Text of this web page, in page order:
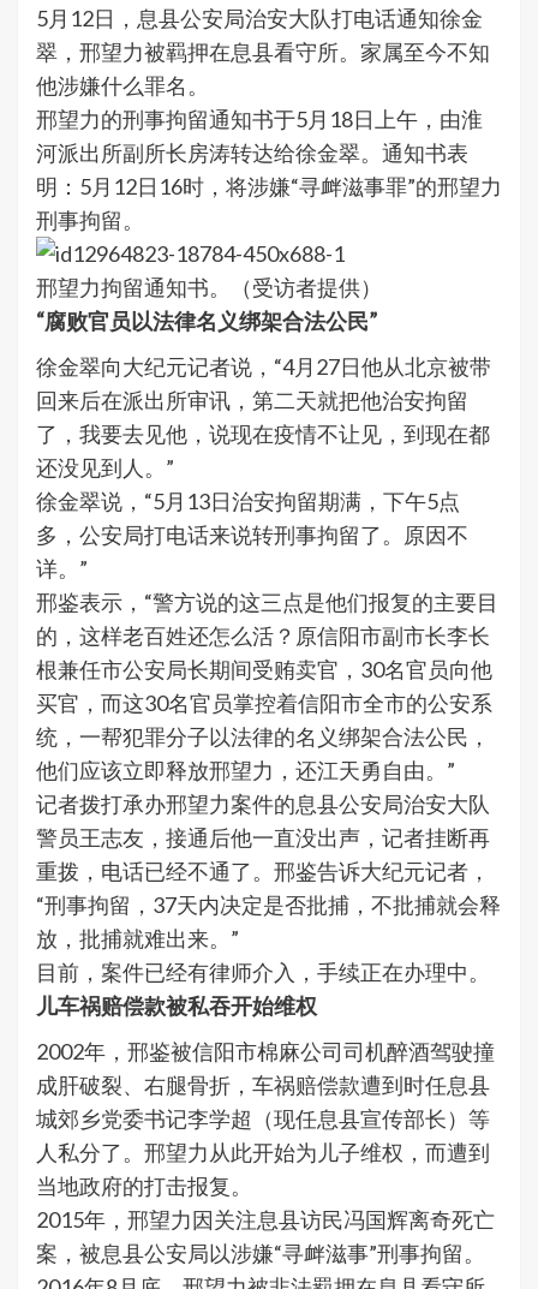
5月12日，息县公安局治安大队打电话通知徐金
翠，邢望力被羁押在息县看守所。家属至今不知
他涉嫌什么罪名。
邢望力的刑事拘留通知书于5月18日上午，由淮
河派出所副所长房涛转达给徐金翠。通知书表
明：5月12日16时，将涉嫌“寻衅滋事罪”的邢望力
刑事拘留。
邢望力拘留通知书。（受访者提供）
“腐败官员以法律名义绑架合法公民”
徐金翠向大纪元记者说，“4月27日他从北京被带
回来后在派出所审讯，第二天就把他治安拘留
了，我要去见他，说现在疫情不让见，到现在都
还没见到人。”
徐金翠说，“5月13日治安拘留期满，下午5点
多，公安局打电话来说转刑事拘留了。原因不
详。”
邢鉴表示，“警方说的这三点是他们报复的主要目
的，这样老百姓还怎么活？原信阳市副市长李长
根兼任市公安局长期间受贿卖官，30名官员向他
买官，而这30名官员掌控着信阳市全市的公安系
统，一帮犯罪分子以法律的名义绑架合法公民，
他们应该立即释放邢望力，还江天勇自由。”
记者拨打承办邢望力案件的息县公安局治安大队
警员王志友，接通后他一直没出声，记者挂断再
重拨，电话已经不通了。邢鉴告诉大纪元记者，
“刑事拘留，37天内决定是否批捕，不批捕就会释
放，批捕就难出来。”
目前，案件已经有律师介入，手续正在办理中。
儿车祸赔偿款被私吞开始维权
2002年，邢鉴被信阳市棉麻公司司机醉酒驾驶撞
成肝破裂、右腿骨折，车祸赔偿款遭到时任息县
城郊乡党委书记李学超（现任息县宣传部长）等
人私分了。邢望力从此开始为儿子维权，而遭到
当地政府的打击报复。
2015年，邢望力因关注息县访民冯国辉离奇死亡
案，被息县公安局以涉嫌“寻衅滋事”刑事拘留。